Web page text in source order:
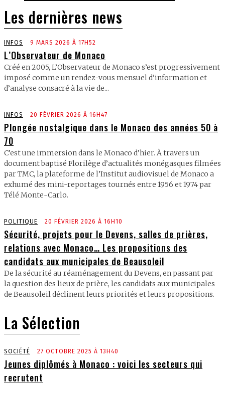
Les dernières news
INFOS 9 MARS 2026 À 17H52
L’Observateur de Monaco
Créé en 2005, L’Observateur de Monaco s’est progressivement
imposé comme un rendez-vous mensuel d’information et
d’analyse consacré à la vie de...
INFOS 20 FÉVRIER 2026 À 16H47
Plongée nostalgique dans le Monaco des années 50 à
70
C’est une immersion dans le Monaco d’hier. À travers un
document baptisé Florilège d’actualités monégasques filmées
par TMC, la plateforme de l’Institut audiovisuel de Monaco a
exhumé des mini-reportages tournés entre 1956 et 1974 par
Télé Monte-Carlo.
POLITIQUE 20 FÉVRIER 2026 À 16H10
Sécurité, projets pour le Devens, salles de prières,
relations avec Monaco… Les propositions des
candidats aux municipales de Beausoleil
De la sécurité au réaménagement du Devens, en passant par
la question des lieux de prière, les candidats aux municipales
de Beausoleil déclinent leurs priorités et leurs propositions.
La Sélection
SOCIÉTÉ 27 OCTOBRE 2025 À 13H40
Jeunes diplômés à Monaco : voici les secteurs qui
recrutent